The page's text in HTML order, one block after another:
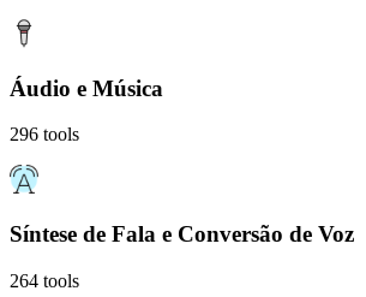
Áudio e Música
296 tools
Síntese de Fala e Conversão de Voz
264 tools